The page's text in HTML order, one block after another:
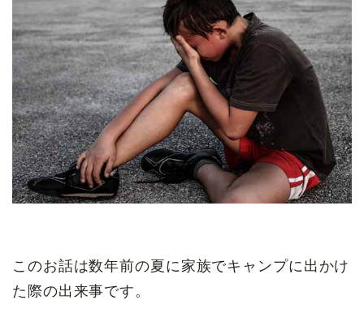
このお話は数年前の夏に家族でキャンプに出かけ
た際の出来事です。